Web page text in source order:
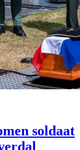
soldaat